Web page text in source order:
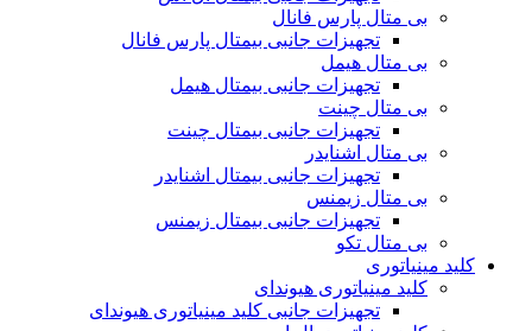
بی متال پارس فانال
تجهیزات جانبی بیمتال پارس فانال
بی متال هیمل
تجهیزات جانبی بیمتال هیمل
بی متال چینت
تجهیزات جانبی بیمتال چینت
بی متال اشنایدر
تجهیزات جانبی بیمتال اشنایدر
بی متال زیمنس
تجهیزات جانبی بیمتال زیمنس
بی متال تکو
کلید مینیاتوری
کلید مینیاتوری هیوندای
تجهیزات جانبی کلید مینیاتوری هیوندای